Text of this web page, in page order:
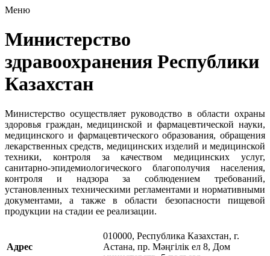
Меню
Министерство
здравоохранения Республики
Казахстан
Министерство осуществляет руководство в области охраны
здоровья граждан, медицинской и фармацевтической науки,
медицинского и фармацевтического образования, обращения
лекарственных средств, медицинских изделий и медицинской
техники, контроля за качеством медицинских услуг,
санитарно-эпидемиологического благополучия населения,
контроля и надзора за соблюдением требований,
установленных техническими регламентами и нормативными
документами, а также в области безопасности пищевой
продукции на стадии ее реализации.
Адрес
010000, Республика Казахстан, г.
Астана, пр. Мәңгілік ел 8, Дом